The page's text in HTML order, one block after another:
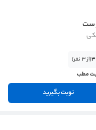
(از 3 نفر)
مطب
نوبت بگیرید